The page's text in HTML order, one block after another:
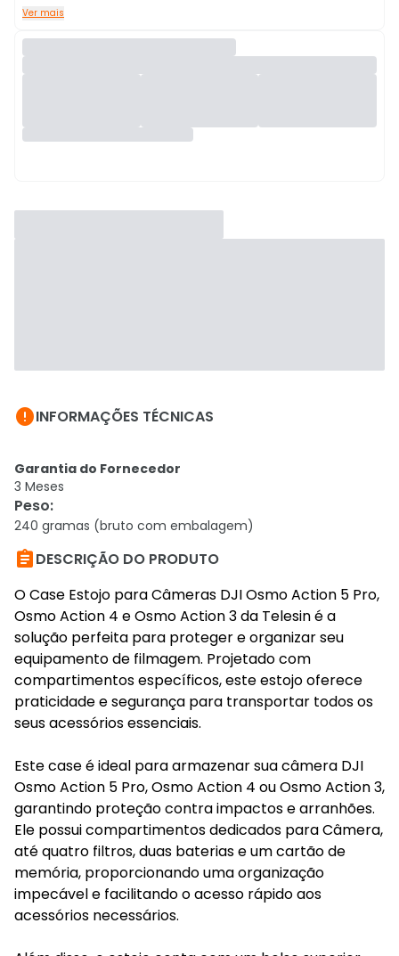
Ver mais
INFORMAÇÕES TÉCNICAS
Garantia do Fornecedor
3 Meses
Peso:
240 gramas (bruto com embalagem)
DESCRIÇÃO DO PRODUTO
O Case Estojo para Câmeras DJI Osmo Action 5 Pro,
Osmo Action 4 e Osmo Action 3 da Telesin é a
solução perfeita para proteger e organizar seu
equipamento de filmagem. Projetado com
compartimentos específicos, este estojo oferece
praticidade e segurança para transportar todos os
seus acessórios essenciais.
Este case é ideal para armazenar sua câmera DJI
Osmo Action 5 Pro, Osmo Action 4 ou Osmo Action 3,
garantindo proteção contra impactos e arranhões.
Ele possui compartimentos dedicados para Câmera,
até quatro filtros, duas baterias e um cartão de
memória, proporcionando uma organização
impecável e facilitando o acesso rápido aos
acessórios necessários.